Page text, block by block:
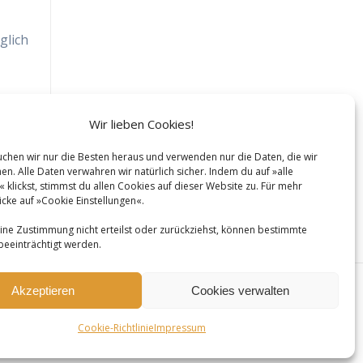
Wir lieben Cookies!
wir nur die Besten heraus und verwenden nur die Daten, die wir
Alle Daten verwahren wir natürlich sicher. Indem du auf »alle
klickst, stimmst du allen Cookies auf dieser Website zu. Für mehr
auf »Cookie Einstellungen«.
Zustimmung nicht erteilst oder zurückziehst, können bestimmte
werden.
Akzeptieren Cookies verwalten
Cookie-RichtlinieImpressum